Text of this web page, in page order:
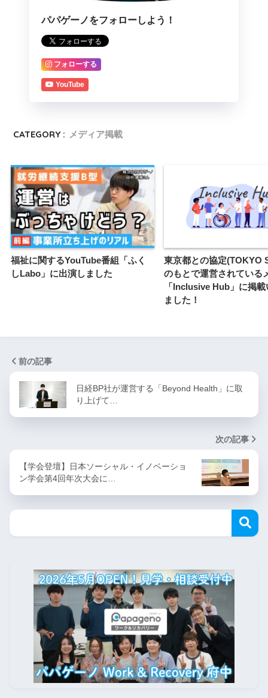
パパゲーノをフォローしよう！
フォローする
YouTube
CATEGORY : メディア掲載
福祉に関するYouTube番組「ふく
しLabo」に出演しました
東京都との協定(TOKYO
のもとで運営されている
「Inclusive Hub」に掲
ました！
前の記事
日経BP社が運営する「Beyond Health」に取
り上げて…
次の記事
【学会登壇】日本ソーシャル・イノベーショ
ン学会第4回年次大会に…